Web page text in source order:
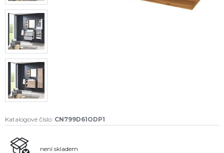
Katalogové číslo: CN799D61ODP1
není skladem